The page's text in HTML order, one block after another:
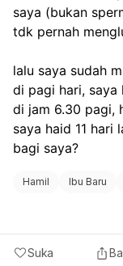
saya (bukan
tdk pernah
lalu saya sudah
di pagi hari, saya
di jam 6.30 pagi,
saya haid 11 hari
bagi saya?
Hamil Ibu Baru
Suka